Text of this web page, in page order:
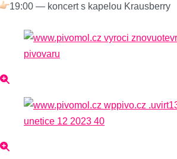
19:00 — koncert s kapelou Krausberry